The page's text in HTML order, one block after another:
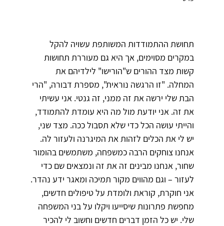
תחושת ההתמודדות המשותפת עשויה להקל
במקרים מסוימים, אך היא גם מעוררת תחושות
קשות מצד ההורים ש"הורישו" לילדיהם את
המחלה. "זו הרגשה נוראית", מספרת דבורה, "הרי
הבת שלי ירשה את זה ממני, זה גנטי. אני עשיתי
את זה. אני יודעת מול מה היא עומדת להתמודד,
והייתי עושה הכל כדי שלא תסבול ככה. מצד שני,
יש לי את הכלים לזהות את המיגרנה ולעזור לה.
אנחנו צוחקים הרבה כמשפחה, משתמשים בהומור
שחור, אנחנו מבינים זה את זה ונמצאים שם כדי
לעזור – וגם מהווים מקור תמיכה ומאגר ידע נהדר.
אני חוקרת, קוראת ולומדת על טיפולים חדשים,
מחפשת פתרונות שיסייעו ויקלו על בני המשפחה
שלי. יש כל הזמן דברים חדשים וחשוב לי להכיר